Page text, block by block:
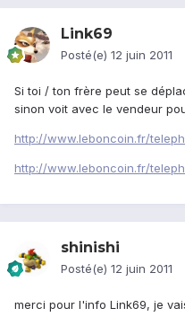
Link69
Posté(e) 12 juin 2011
Si toi / ton frère peut se
sinon voit avec le vendeur
http://www.leboncoin.fr/
http://www.leboncoin.fr/
shinishi
Posté(e) 12 juin 2011
merci pour l'info Link69, je